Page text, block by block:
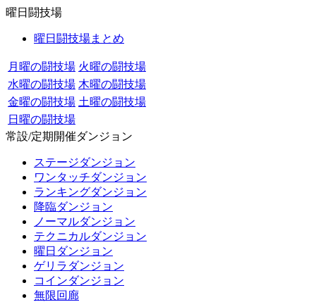
曜日闘技場
曜日闘技場まとめ
月曜の闘技場 火曜の闘技場
水曜の闘技場 木曜の闘技場
金曜の闘技場 土曜の闘技場
日曜の闘技場
常設/定期開催ダンジョン
ステージダンジョン
ワンタッチダンジョン
ランキングダンジョン
降臨ダンジョン
ノーマルダンジョン
テクニカルダンジョン
曜日ダンジョン
ゲリラダンジョン
コインダンジョン
無限回廊